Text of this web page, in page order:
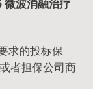
波消融治疗
求的投标保
者担保公司商